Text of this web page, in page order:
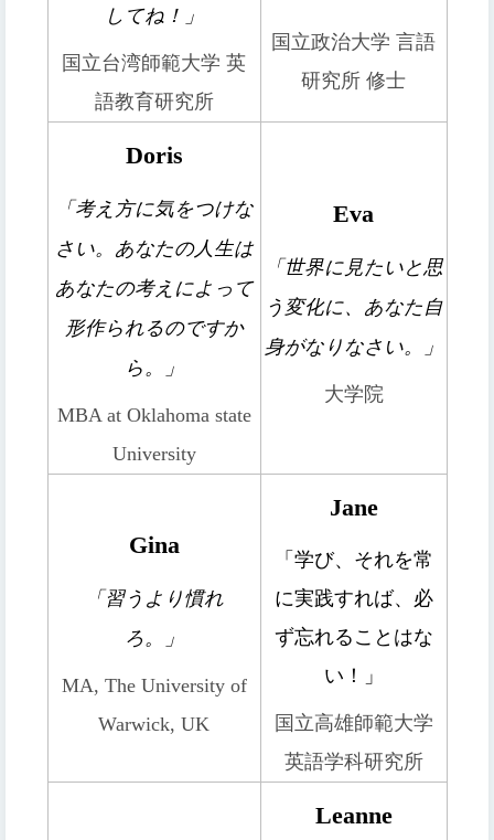
してね！」
国立台湾師範大学 英
語教育研究所
国立政治大学 言語
研究所 修士
Doris
「考え方に気をつけな
さい。あなたの人生は
あなたの考えによって
形作られるのですか
ら。」
MBA at Oklahoma state
University
Eva
「世界に見たいと思
う変化に、あなた自
身がなりなさい。
」
大学院
Gina
「習うより慣れ
ろ。
」
MA, The University of
Warwick, UK
Jane
「学び、それを常
に実践すれば、必
ず忘れることはな
い！」
国立高雄師範大学
英語学科研究所
Leanne